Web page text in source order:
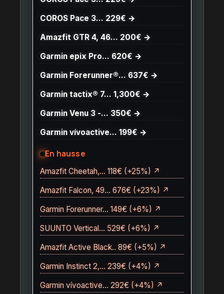
COROS Pace 3… 229€ →
Amazfit GTR 4, 46… 200€ →
Garmin epix Pro… 620€ →
Garmin Forerunner®… 637€ →
Garmin tactix® 7… 1,300€ →
Garmin Venu 3 -… 350€ →
Garmin vívoactive… 199€ →
En hausse
Amazfit Cheetah,… 118€ (+25%) ↗
Amazfit Falcon, 49… 676€ (+23%) ↗
Garmin Forerunner… 149€ (+6%) ↗
SUUNTO Vertical… 529€ (+6%) ↗
Amazfit Active Black.. 89€ (+5%) ↗
Garmin Instinct 2,… 239€ (+4%) ↗
Garmin vívoactive… 292€ (+4%) ↗